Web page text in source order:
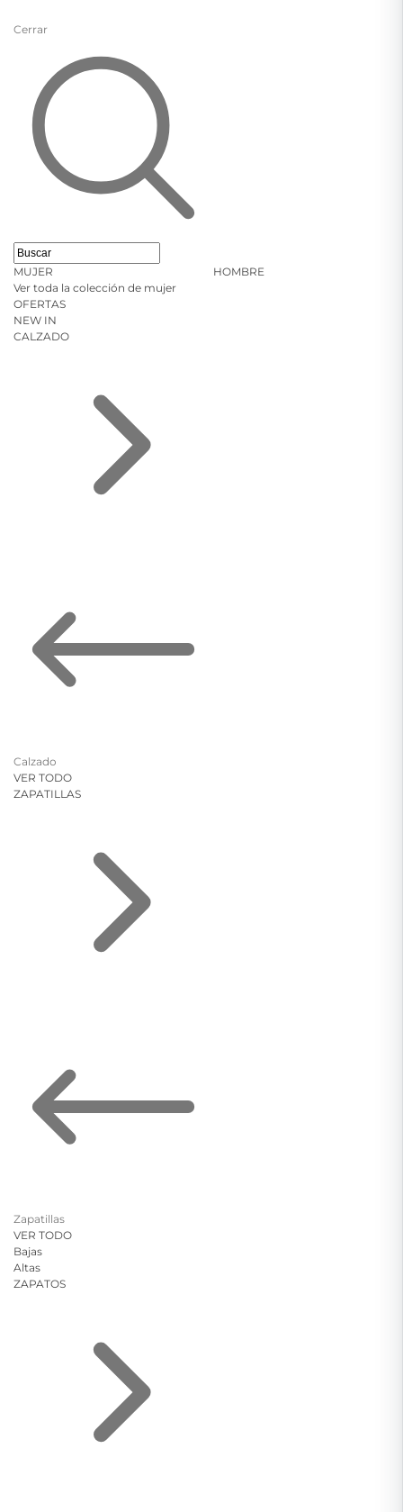
Cerrar
MUJER
HOMBRE
Ver toda la colección de mujer
OFERTAS
NEW IN
CALZADO
Calzado
VER TODO
ZAPATILLAS
Zapatillas
VER TODO
Bajas
Altas
ZAPATOS